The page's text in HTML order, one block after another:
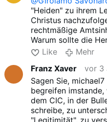
ist er ein Heide und
formal betrachtet, ist er
Verantwortung gezogen
Verurteilung durch einen
"Heiden" zu ihrem
Christus
rechtmäßige
Warum sollte die
Pflicht) besitzen,
wahrer
Like
Mehr
Franz Xaver
vor 3
Sagen Sie,
begreifen
dem CIC, in der
schreibe, zu